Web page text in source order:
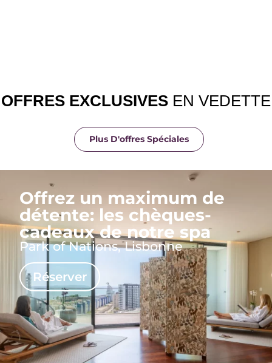
OFFRES EXCLUSIVES EN VEDETTE
Plus D'offres Spéciales
Offrez un maximum de
détente: les chèques-
cadeaux de notre spa
Park of Nations, Lisbonne
Réserver